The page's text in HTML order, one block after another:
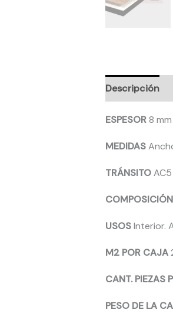
Descripción
ESPESOR8 mm
MEDIDAS
TRÁNSITOAC5
COMPOSICIÓN
USOSInterior.
M2 POR CAJA
CANT. PIEZAS
PESO DE LA